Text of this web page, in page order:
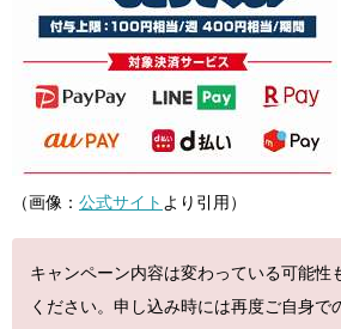
（画像： 公式サイト より引用）
キャンペーン内容は変わっている可能性
ください。申し込み時には再度ご自身で